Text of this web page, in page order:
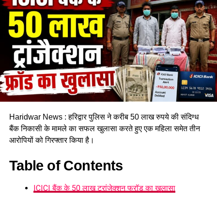
Haridwar News : हरिद्वार पुलिस ने करीब 50 लाख रुपये की संदिग्ध
बैंक निकासी के मामले का सफल खुलासा करते हुए एक महिला समेत तीन
आरोपियों को गिरफ्तार किया है।
Table of Contents
ICICI बैंक के 50 लाख ट्रांजेक्शन फ्रॉड का खुलासा